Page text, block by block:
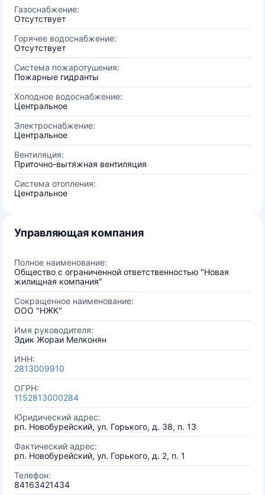
Газоснабжение:
Отсутствует
Горячее водоснабжение:
Отсутствует
Система пожаротушения:
Пожарные гидранты
Холодное водоснабжение:
Центральное
Электроснабжение:
Центральное
Вентиляция:
Приточно-вытяжная вентиляция
Система отопления:
Центральное
Управляющая компания
Полное наименование:
Общество с ограниченной ответственностью "Новая
жилищная компания"
Сокращенное наименование:
ООО "НЖК"
Имя руководителя:
Эдик Жораи Мелконян
ИНН:
2813009910
ОГРН:
1152813000284
Юридический адрес:
рп. Новобурейский, ул. Горького, д. 38, п. 13
Фактический адрес:
рп. Новобурейский, ул. Горького, д. 2, п. 1
Телефон:
84163421434